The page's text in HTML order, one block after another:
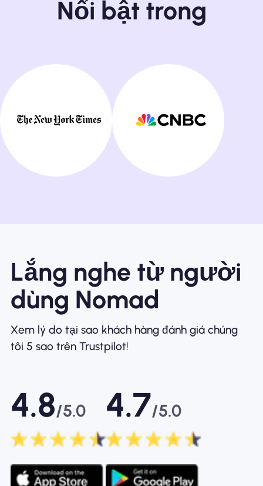
Nổi bật trong
Lắng nghe từ người
dùng Nomad
Xem lý do tại sao khách hàng đánh giá chúng
tôi 5 sao trên Trustpilot!
4.8/5.0 4.7/5.0